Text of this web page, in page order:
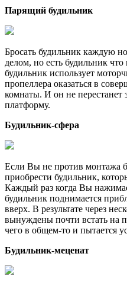
Парящий будильник
Бросать будильник каждую
делом, но есть будильник
будильник использует
пропеллера оказаться в
комнаты. И он не перестанет
платформу.
Будильник-сфера
Если Вы не против монтажа
приобрести будильник,
Каждый раз когда Вы
будильник поднимается
вверх. В результате через
вынуждены почти встать на
чего в общем-то и пытается
Будильник-меценат